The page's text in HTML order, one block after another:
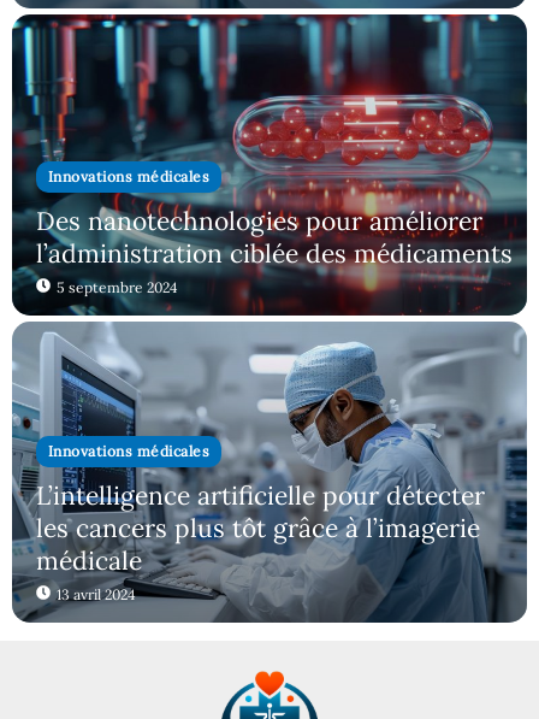
Innovations médicales
Des nanotechnologies pour améliorer
l’administration ciblée des médicaments
5 septembre 2024
Innovations médicales
L’intelligence artificielle pour détecter
les cancers plus tôt grâce à l’imagerie
médicale
13 avril 2024